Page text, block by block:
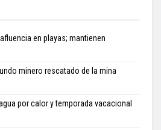
en playas; mantienen
minero rescatado de la mina
por calor y temporada vacacional